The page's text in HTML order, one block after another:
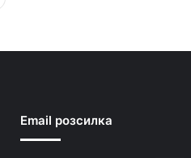
Email розсилка